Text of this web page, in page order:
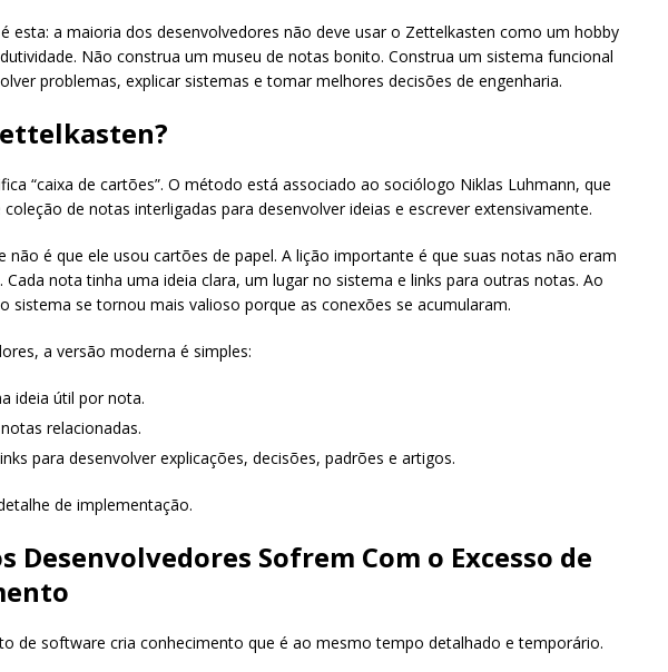
esta: a maioria dos desenvolvedores não deve usar o Zettelkasten como um hobby
Não construa um museu de notas bonito. Construa um sistema funcional
problemas, explicar sistemas e tomar melhores decisões de engenharia.
“caixa de cartões”. O método está associado ao sociólogo Niklas Luhmann, que
de notas interligadas para desenvolver ideias e escrever extensivamente.
não é que ele usou cartões de papel. A lição importante é que suas notas não eram
Cada nota tinha uma ideia clara, um lugar no sistema e links para outras notas. Ao
sistema se tornou mais valioso porque as conexões se acumularam.
a versão moderna é simples:
ideia útil por nota.
relacionadas.
para desenvolver explicações, decisões, padrões e artigos.
de implementação.
Desenvolvedores Sofrem Com o Excesso de
de software cria conhecimento que é ao mesmo tempo detalhado e temporário.